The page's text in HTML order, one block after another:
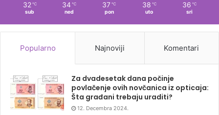
32 ℃
sub
34 ℃
ned
37 ℃
pon
38 ℃
uto
36 ℃
sri
Popularno Najnoviji Komentari
Za dvadesetak dana počinje
povlačenje ovih novčanica iz opticaja:
Šta građani trebaju uraditi?
12. Decembra 2024.